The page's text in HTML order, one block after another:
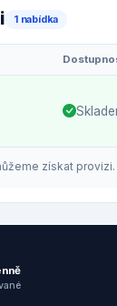
1 nabídka
získat